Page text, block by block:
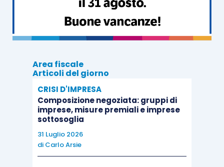
proprio numero di partita Iva
associato ciascun partecipante, che deve essere
riportato nelle dichiarazioni e in ogni altro atto o
articolo1, comma 5, D.M. 06.04.2018
Ai fini dellafatturazione
effettuate nei confronti del gruppo, il
rappresentante del gruppo o i partecipanti
comunicano ai fornitori la
Area fiscale
Articoli del giorno
CRISI D'IMPRESA
Composizione negoziata: gruppi di
imprese, misure premiali e imprese
sottosoglia
31 Luglio 2026
di Carlo Arsie